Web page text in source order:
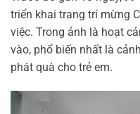
triển khai trang trí mừng
việc. Trong ảnh là hoạt
vào, phổ biến nhất là
phát quà cho trẻ em.